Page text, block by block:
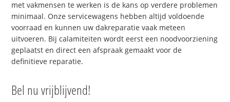
met vakmensen te werken is de kans op verdere problemen
minimaal. Onze servicewagens hebben altijd voldoende
voorraad en kunnen uw dakreparatie vaak meteen
uitvoeren. Bij calamiteiten wordt eerst een noodvoorziening
geplaatst en direct een afspraak gemaakt voor de
definitieve reparatie.
Bel nu vrijblijvend!